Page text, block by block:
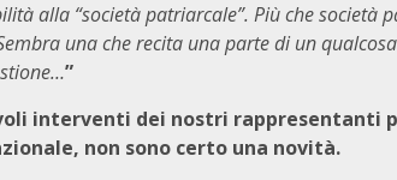
alla “società patriarcale”. Più che
una che recita una parte di un
”
interventi dei nostri rappresentanti
non sono certo una novità.